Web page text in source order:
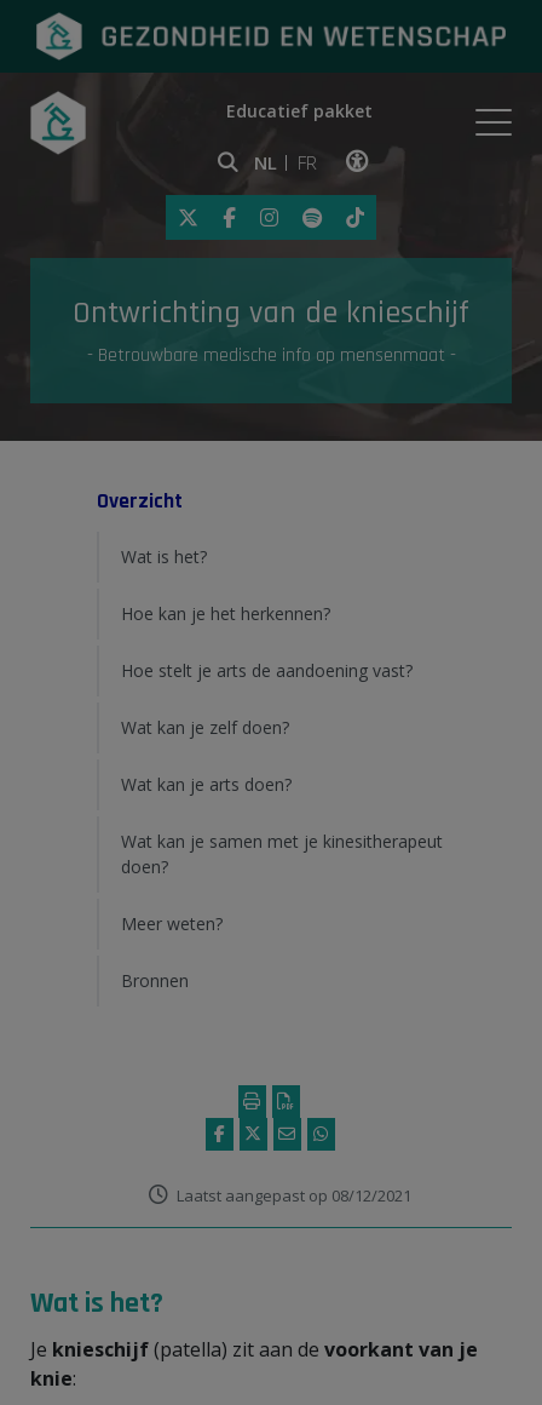
Onderwerpen
Gezondheid in de media
Educatief pakket
NL FR
Klik op deze link om
Ontwrichting van de knieschijf
- Betrouwbare medische info op mensenmaat -
Overzicht
Wat is het?
Hoe kan je het herkennen?
Hoe stelt je arts de aandoening vast?
Wat kan je zelf doen?
Wat kan je arts doen?
Wat kan je samen met je kinesitherapeut
doen?
Meer weten?
Bronnen
Laatst aangepast op 08/12/2021
Wat is het?
Je knieschijf(patella) zit aan de voorkant van je
knie: